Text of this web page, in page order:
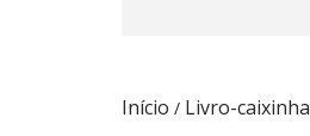
Início / Livro-caixinha